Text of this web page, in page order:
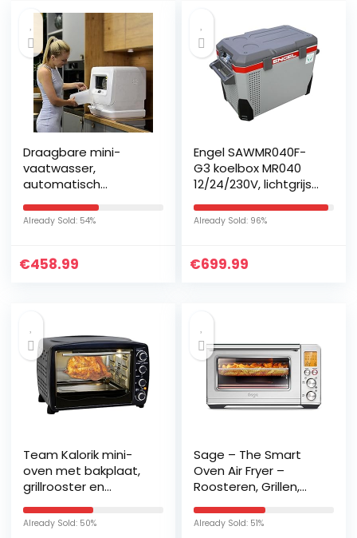
Draagbare mini-
vaatwasser,
automatisch
programma’s,
onderste
Already Sold: 54%
€458.99
Engel SAWMR040F-
G3 koelbox MR040
12/24/230V, lichtgrijs
strepen
Already Sold: 96%
€699.99
Team Kalorik mini-
oven met bakplaat,
grillrooster en
°C), 40 l
Already Sold: 50%
Sage – The Smart
Oven Air Fryer –
Roosteren, Grillen,
Opwarmen en
Already Sold: 51%